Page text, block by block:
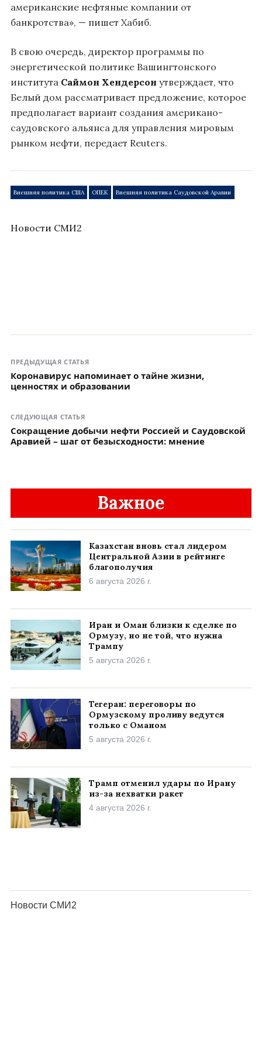
американские нефтяные компании от
банкротства», — пишет Хабиб.
В свою очередь, директор программы по
энергетической политике Вашингтонского
института Саймон Хендерсон утверждает, что
Белый дом рассматривает предложение, которое
предполагает вариант создания американо-
саудовского альянса для управления мировым
рынком нефти, передает Reuters.
Внешняя политика США ОПЕК Внешняя политика Саудовской Аравии
Новости СМИ2
ПРЕДЫДУЩАЯ СТАТЬЯ
Коронавирус напоминает о тайне жизни,
ценностях и образовании
СЛЕДУЮЩАЯ СТАТЬЯ
Сокращение добычи нефти Россией и Саудовской
Аравией – шаг от безысходности: мнение
Важное
Казахстан вновь стал лидером
Центральной Азии в рейтинге
благополучия
6 августа 2026 г.
Иран и Оман близки к сделке по
Ормузу, но не той, что нужна
Трампу
5 августа 2026 г.
Тегеран: переговоры по
Ормузскому проливу ведутся
только с Оманом
5 августа 2026 г.
Трамп отменил удары по Ирану
из-за нехватки ракет
4 августа 2026 г.